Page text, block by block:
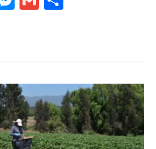
s
e
n
g
er
l
e